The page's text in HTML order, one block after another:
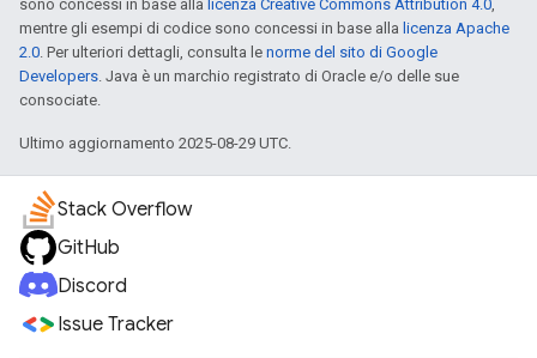
sono concessi in base alla licenza Creative Commons Attribution 4.0
mentre gli esempi di codice sono concessi in base alla licenza Apache
2.0 . Per ulteriori dettagli, consulta le norme del sito di Google
Developers . Java è un marchio registrato di Oracle e/o delle sue
consociate.
Ultimo aggiornamento 2025-08-29 UTC.
Stack Overflow
GitHub
Discord
Issue Tracker